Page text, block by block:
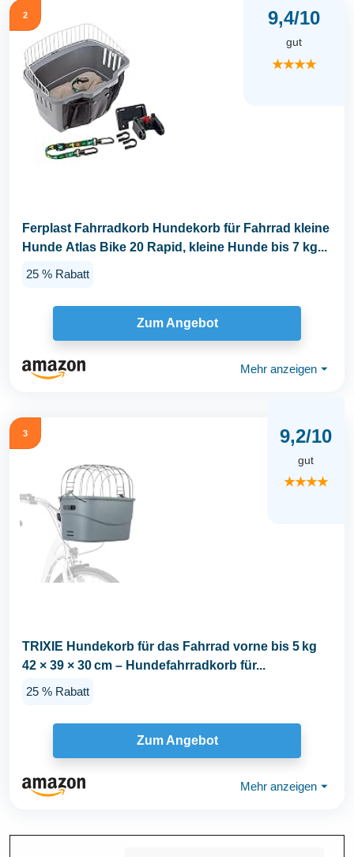
2 9,4/10
gut
★★★★
Ferplast Fahrradkorb Hundekorb für Fahrrad kleine
Hunde Atlas Bike 20 Rapid, kleine Hunde bis 7 kg...
25 % Rabatt
Zum Angebot
Mehr anzeigen ⏷
3 9,2/10
gut
★★★★
TRIXIE Hundekorb für das Fahrrad vorne bis 5 kg
42 × 39 × 30 cm – Hundefahrradkorb für...
25 % Rabatt
Zum Angebot
Mehr anzeigen ⏷